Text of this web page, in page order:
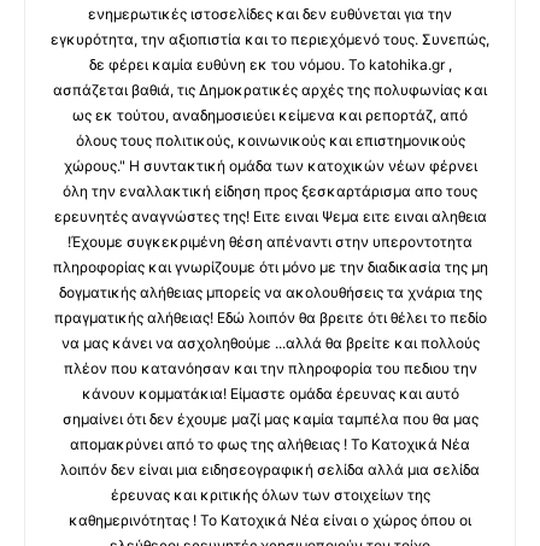
ενημερωτικές ιστοσελίδες και δεν ευθύνεται για την
εγκυρότητα, την αξιοπιστία και το περιεχόμενό τους. Συνεπώς,
δε φέρει καμία ευθύνη εκ του νόμου. Το katohika.gr ,
ασπάζεται βαθιά, τις Δημοκρατικές αρχές της πολυφωνίας και
ως εκ τούτου, αναδημοσιεύει κείμενα και ρεπορτάζ, από
όλους τους πολιτικούς, κοινωνικούς και επιστημονικούς
χώρους." Η συντακτική ομάδα των κατοχικών νέων φέρνει
όλη την εναλλακτική είδηση προς ξεσκαρτάρισμα απο τους
ερευνητές αναγνώστες της! Ειτε ειναι Ψεμα ειτε ειναι αληθεια
!Έχουμε συγκεκριμένη θέση απέναντι στην υπεροντοτητα
πληροφορίας και γνωρίζουμε ότι μόνο με την διαδικασία της μη
δογματικής αλήθειας μπορείς να ακολουθήσεις τα χνάρια της
πραγματικής αλήθειας! Εδώ λοιπόν θα βρειτε ότι θέλει το πεδίο
να μας κάνει να ασχοληθούμε ...αλλά θα βρείτε και πολλούς
πλέον που κατανόησαν και την πληροφορία του πεδιου την
κάνουν κομματάκια! Είμαστε ομάδα έρευνας και αυτό
σημαίνει ότι δεν έχουμε μαζί μας καμία ταμπέλα που θα μας
απομακρύνει από το φως της αλήθειας ! Το Κατοχικά Νέα
λοιπόν δεν είναι μια ειδησεογραφική σελίδα αλλά μια σελίδα
έρευνας και κριτικής όλων των στοιχείων της
καθημερινότητας ! Το Κατοχικά Νέα είναι ο χώρος όπου οι